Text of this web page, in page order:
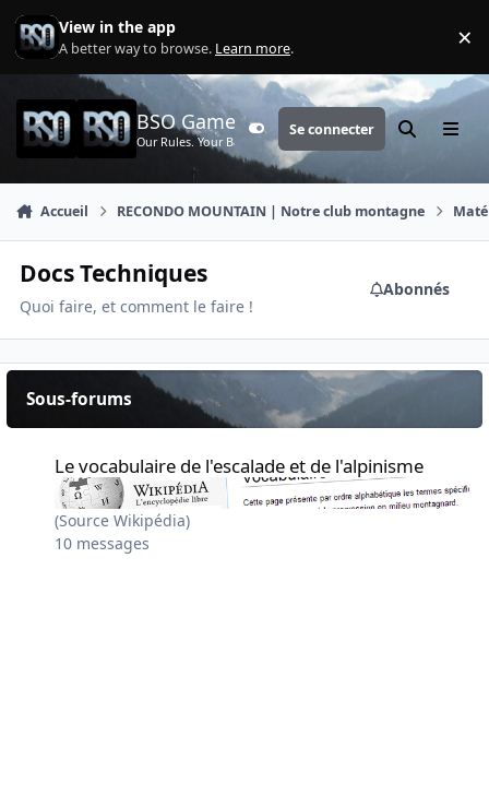
Aller au contenu
View in the app
A better way to browse. Learn more. ×
BSO Games
Our Rules. Your Battle.Customizer
Se connecter Rechercher
Menu
Accueil RECONDO MOUNTAIN | Notre club montagne
Docs Techniques
Quoi faire, et comment le faire !
Abonnés
Sous-forums
Le vocabulaire de l'escalade et de l'alpinisme
(Source Wikipédia)
10 messages